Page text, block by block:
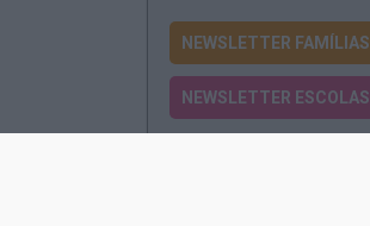
NEWSLETTER FAMÍLIAS
NEWSLETTER ESCOLAS